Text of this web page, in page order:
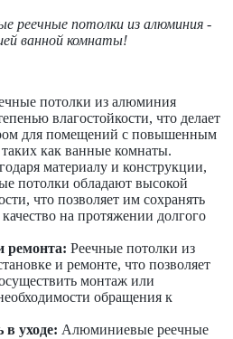
реечные потолки из алюминия -
ванной комнаты!
потолки из алюминия
влагостойкости, что делает
для помещений с повышенным
как ванные комнаты.
материалу и конструкции,
потолки обладают высокой
что позволяет им сохранять
на протяжении долгого
ремонта: Реечные потолки из
и ремонте, что позволяет
монтаж или
обращения к
в уходе: Алюминиевые реечные